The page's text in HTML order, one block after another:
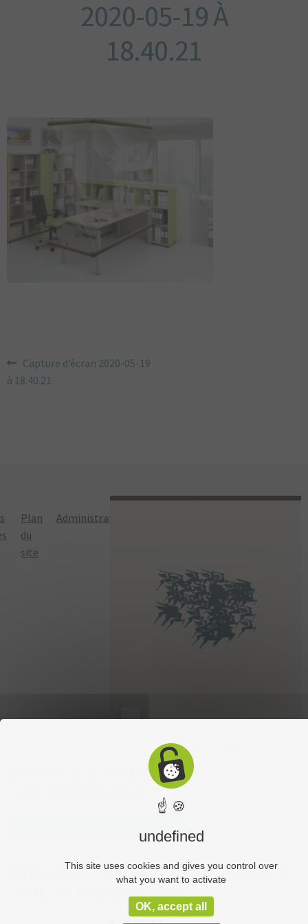
DU BOURBONNAIS
CARTE POSTALES
POSTERS
TOPOGUIDE VÉLO
DÉCOUVREZ
LE BOURBONNAIS
2020-05-19 À
18.40.21
NAVIGATION
DE
Article
précédent :
Capture d’écran 2020-05-19
à 18.40.21
OÙ ACHETER LE MAGAZINE
« MON BOURBONNAIS » ?
DÉCOUVREZ LE SITE QUI RÉFÉRENCE TOUS LES
CHÂTEAUX DU BOURBONNAIS !
Plan
du
site
Administration
☝ 🍪
undefined
This site uses cookies and gives you control over
what you want to activate
OK, accept all